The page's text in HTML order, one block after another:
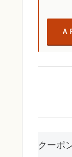
Ａ
クーポ